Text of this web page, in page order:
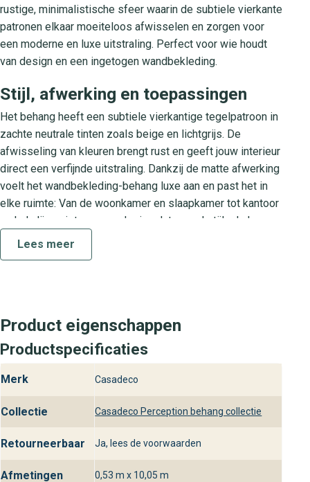
rustige, minimalistische sfeer waarin de subtiele vierkante
patronen elkaar moeiteloos afwisselen en zorgen voor
een moderne en luxe uitstraling. Perfect voor wie houdt
van design en een ingetogen wandbekleding.
Stijl, afwerking en toepassingen
Het behang heeft een subtiele vierkantige tegelpatroon in
zachte neutrale tinten zoals beige en lichtgrijs. De
afwisseling van kleuren brengt rust en geeft jouw interieur
direct een verfijnde uitstraling. Dankzij de matte afwerking
voelt het wandbekleding-behang luxe aan en past het in
elke ruimte: Van de woonkamer en slaapkamer tot kantoor
en hal. Jij geniet van een design dat zowel stijlvol als
tijdloos is.
zorgvuldig ontworpen om jouw interieur te verrijken
zonder te overheersen. Kies voor de Perception collectie
wanneer je wandbekleding zoekt met een subtiel patroon
en hoogwaardige uitstraling. Dankzij de neutrale
uiteenlopende interieurs – van scandinavisch
Lees meer
Product eigenschappen
Productspecificaties
Merk Casadeco
Collectie Casadeco Perception behang collectie
Retourneerbaar Ja, lees de voorwaarden
Afmetingen 0,53 m x 10,05 m